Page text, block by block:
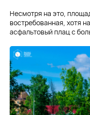
Несмотря на это,
востребованная, хотя
асфальтовый плац с